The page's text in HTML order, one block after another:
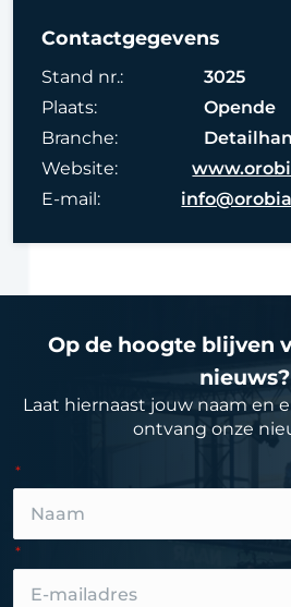
Contactgegevens
Stand nr.:
3025
Plaats:
Opende
Branche:
Website:
E-mail:
Op de hoogte blijven
nieuws?
Laat hiernaast jouw naam en
ontvang onze